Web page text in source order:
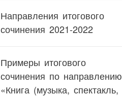
Направления итогового
сочинения 2021-2022
Примеры итогового
сочинения по направлению
«Книга (музыка, спектакль,